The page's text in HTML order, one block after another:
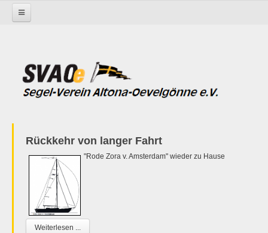
Rückkehr von langer Fahrt
"Rode Zora v. Amsterdam" wieder zu Hause
Weiterlesen ...